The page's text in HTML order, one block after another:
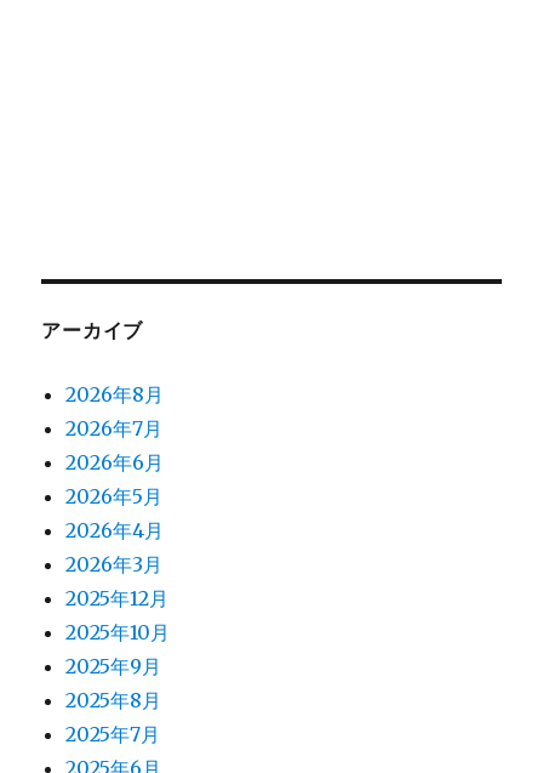
アーカイブ
2026年8月
2026年7月
2026年6月
2026年5月
2026年4月
2026年3月
2025年12月
2025年10月
2025年9月
2025年8月
2025年7月